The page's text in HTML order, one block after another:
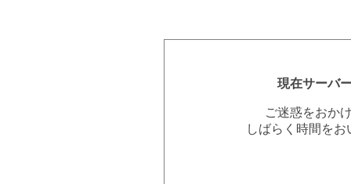
現在サーバ
ご迷惑をおか
しばらく時間を